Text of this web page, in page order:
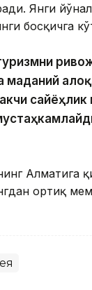
Янги
босқичга
маданий
Алматига
ортиқ